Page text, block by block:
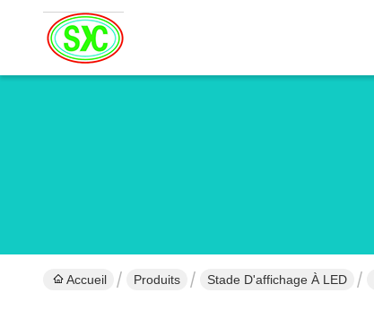
Accueil Produits Stade D'affichage À LED